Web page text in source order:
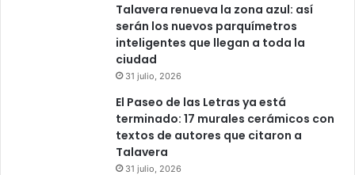
Talavera renueva la zona azul: así
serán los nuevos parquímetros
inteligentes que llegan a toda la
ciudad
31 julio, 2026
El Paseo de las Letras ya está
terminado: 17 murales cerámicos con
textos de autores que citaron a
Talavera
31 julio, 2026